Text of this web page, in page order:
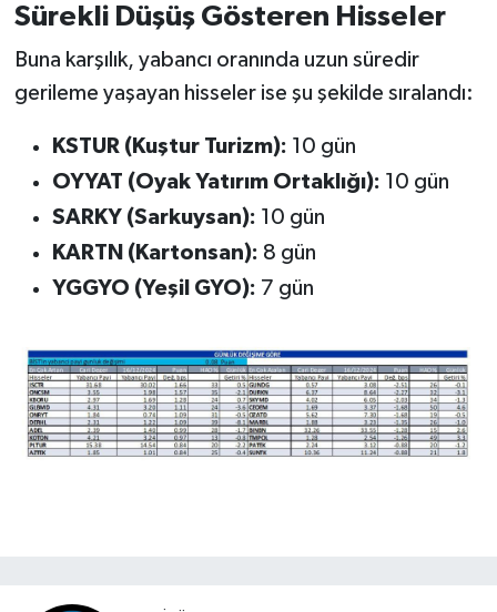
Sürekli Düşüş Gösteren Hisseler
Buna karşılık, yabancı oranında uzun süredir
gerileme yaşayan hisseler ise şu şekilde sıralandı:
KSTUR (Kuştur Turizm): 10 gün
OYYAT (Oyak Yatırım Ortaklığı): 10 gün
SARKY (Sarkuysan): 10 gün
KARTN (Kartonsan): 8 gün
YGGYO (Yeşil GYO): 7 gün